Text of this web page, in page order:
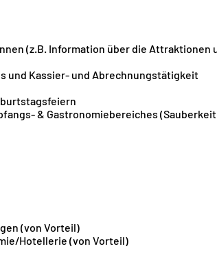
(z.B. Information über die Attraktionen
und Kassier- und Abrechnungstätigkeit
& Gastronomiebereiches
(von Vorteil)
Hotellerie (von Vorteil)